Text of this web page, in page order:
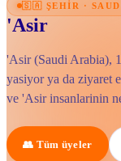
🇸🇦 ŞEHIR ·
'Asir
'Asir (Saudi Arabia),
yasiyor ya da ziyaret
ve 'Asir insanlarinin
👥 Tüm üyeler